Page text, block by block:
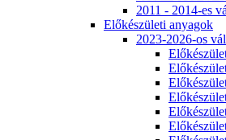
2011 - 2014-es
Előkészületi anyagok
2023-2026-os